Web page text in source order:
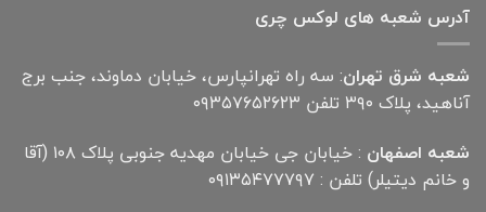
آدرس شعبه های لوکس چری
شعبه شرق تهران: سه راه تهرانپارس، خیابان دماوند، جنب برج
آناهید، پلاک ۳۹۰ تلفن ۰۹۳۵۷۶۵۲۶۲۳
شعبه اصفهان
: خیابان جی خیابان مهدیه جنوبی پلاک ۱۰۸ (آقا
و خانم دیتیلر) تلفن : ۰۹۱۳۵۴۷۷۷۹۷